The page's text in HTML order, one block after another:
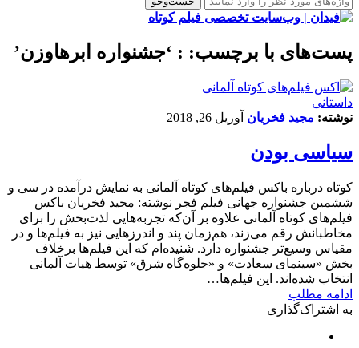
پست‌های با برچسب: : ‘جشنواره ابرهاوزن’
داستانی
نوشته: مجید فخریان آوریل 26, 2018
سیاسی بودن
کوتاه درباره باکس فیلم‌های کوتاه آلمانی به نمایش درآمده در سی و
ششمین جشنواره جهانی فیلم فجر نوشته: مجید فخریان باکس
فیلم‌های کوتاه آلمانی علاوه بر آن‌که تجربه‌هایی لذت‌بخش را برای
مخاطبانش رقم می‌زند، هم‌زمان پند و اندرزهایی نیز به فیلم‌ها و در
مقیاس‌ وسیع‌تر جشنواره دارد. شنیده‌ام که این فیلم‌ها برخلاف
بخش «سینمای سعادت» و «جلوه‌گاه شرق» توسط هیات آلمانی
انتخاب شده‌اند. این‌ فیلم‌ها…
ادامه مطلب
به اشتراک‌گذاری